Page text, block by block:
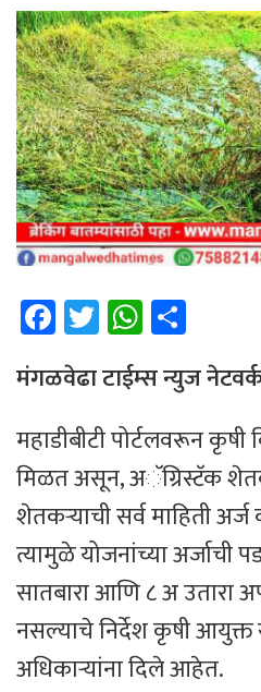
Fa
ce
b
o
ok
T
wi
tt
er
W
h
at
sA
p
p
ar
e
मंगळवेढा टाईम्स न्युज
महाडीबीटी पोर्टलवरून कृषी
मिळत असून, अॅग्रिस्टॅक
शेतकऱ्याची सर्व माहिती
त्यामुळे योजनांच्या अर्जाची
सातबारा आणि ८ अ उतारा
नसल्याचे निर्देश कृषी आयुक्त
अधिकाऱ्यांना दिले आहेत.